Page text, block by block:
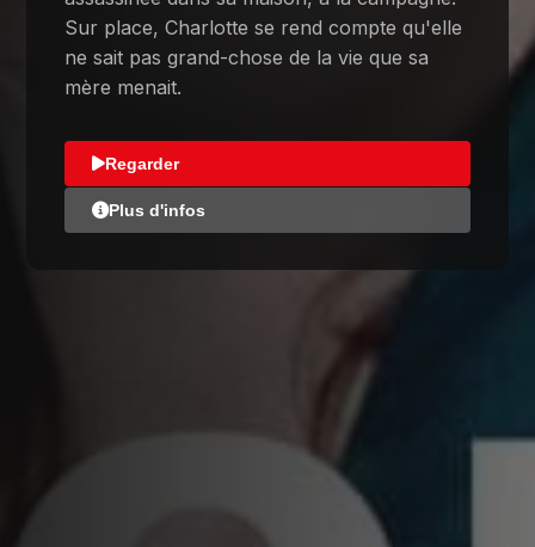
Sur place, Charlotte se rend compte qu'elle
ne sait pas grand-chose de la vie que sa
mère menait.
Regarder
Plus d'infos